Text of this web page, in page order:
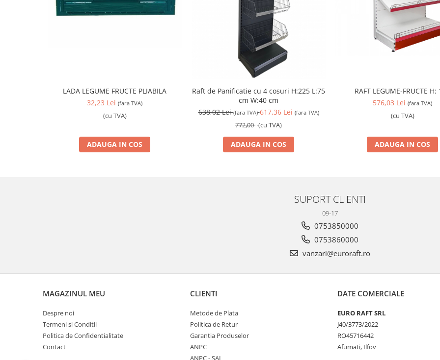
LADA LEGUME FRUCTE PLIABILA
32,23 Lei (fara TVA)
(cu TVA)
ADAUGA IN COS
Raft de Panificatie cu 4 cosuri H:225 L:75
cm W:40 cm
638,02 Lei(fara TVA) 617,36 Lei (fara TVA)
772,00 (cu TVA)
ADAUGA IN COS
RAFT LEGUME-FRUCTE H:
576,03 Lei (fara TVA)
(cu TVA)
ADAUGA IN COS
SUPORT CLIENTI
09-17
0753850000
0753860000
vanzari@euroraft.ro
MAGAZINUL MEU
Despre noi
Termeni si Conditii
Politica de Confidentialitate
Contact
CLIENTI
Metode de Plata
Politica de Retur
Garantia Produselor
ANPC
ANPC - SAL
DATE COMERCIALE
EURO RAFT SRL
J40/3773/2022
RO45716442
Afumati, Ilfov